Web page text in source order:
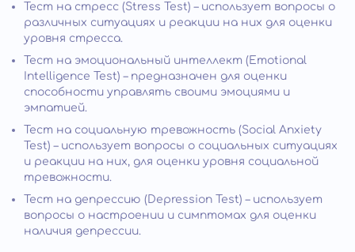
Тест на стресс (Stress Test) – использует вопросы о
различных ситуациях и реакции на них для оценки
уровня стресса.
Тест на эмоциональный интеллект (Emotional
Intelligence Test) – предназначен для оценки
способности управлять своими эмоциями и
эмпатией.
Тест на социальную тревожность (Social Anxiety
Test) – использует вопросы о социальных ситуациях
и реакции на них, для оценки уровня социальной
тревожности.
Тест на депрессию (Depression Test) – использует
вопросы о настроении и симптомах для оценки
наличия депрессии.